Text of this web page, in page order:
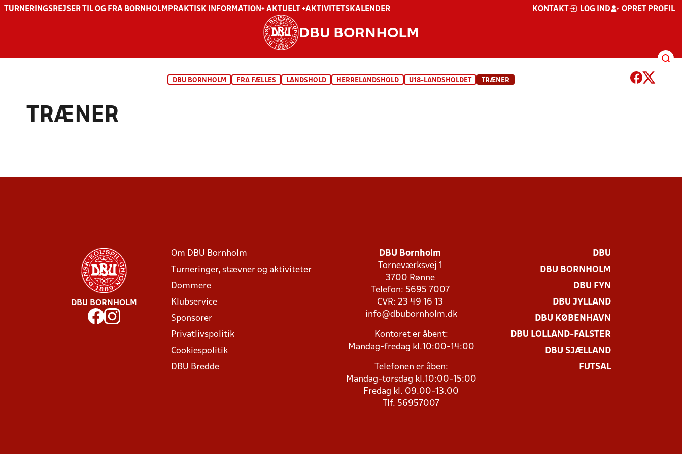
TURNERINGSREJSER TIL OG FRA BORNHOLM PRAKTISK INFORMATION + AKTUELT +AKTIVITETSKALENDER KONTAKT LOG IND OPRET PROFIL
DBU BORNHOLM
DBU BORNHOLM FRA FÆLLES LANDSHOLD HERRELANDSHOLD U18-LANDSHOLDET TRÆNER
TRÆNER
DBU BORNHOLM
Om DBU Bornholm
Turneringer, stævner og aktiviteter
Dommere
Klubservice
Sponsorer
Privatlivspolitik
Cookiespolitik
DBU Bredde
DBU Bornholm
Torneværksvej 1
3700 Rønne
Telefon: 5695 7007
CVR: 23 49 16 13
info@dbubornholm.dk
Kontoret er åbent:
Mandag-fredag kl.10:00-14:00
Telefonen er åben:
Mandag-torsdag kl.10:00-15:00
Fredag kl. 09.00-13.00
Tlf. 56957007
DBU
DBU BORNHOLM
DBU FYN
DBU JYLLAND
DBU KØBENHAVN
DBU LOLLAND-FALSTER
DBU SJÆLLAND
FUTSAL